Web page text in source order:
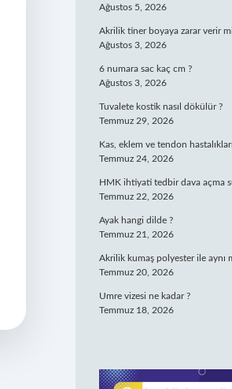
Ağustos 5, 2026
Akrilik tiner boyaya zarar verir
Ağustos 3, 2026
6 numara sac kaç cm ?
Ağustos 3, 2026
Tuvalete kostik nasıl dökülür ?
Temmuz 29, 2026
Kas, eklem ve tendon
Temmuz 24, 2026
HMK ihtiyati tedbir dava açma
Temmuz 22, 2026
Ayak hangi dilde ?
Temmuz 21, 2026
Akrilik kumaş polyester ile aynı
Temmuz 20, 2026
Umre vizesi ne kadar ?
Temmuz 18, 2026